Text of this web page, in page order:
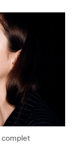
:
tout
ce
qu’il
faut
savoir
avant
de
se
lancer
complet